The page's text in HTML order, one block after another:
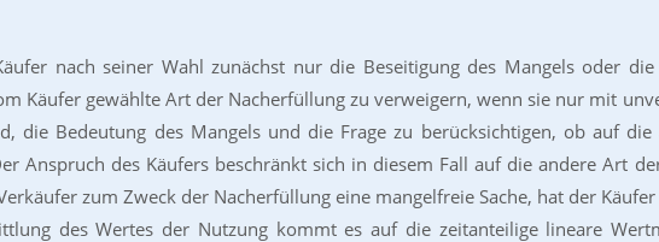
nach seiner Wahl zunächst nur die Beseitigung des Mangels oder
Käufer gewählte Art der Nacherfüllung zu verweigern, wenn sie nur mit
die Bedeutung des Mangels und die Frage zu berücksichtigen, ob auf
Anspruch des Käufers beschränkt sich in diesem Fall auf die andere Art
zum Zweck der Nacherfüllung eine mangelfreie Sache, hat der
des Wertes der Nutzung kommt es auf die zeitanteilige lineare